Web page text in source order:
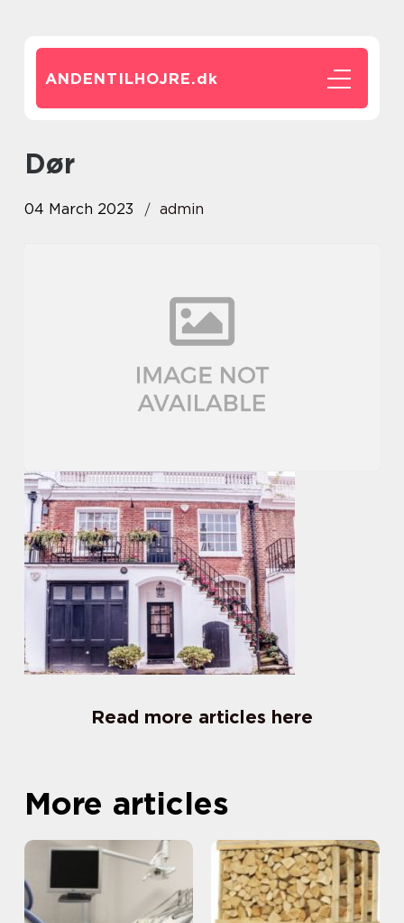
ANDENTILHOJRE.dk
dør
04 March 2023 admin
Read more articles here
More articles